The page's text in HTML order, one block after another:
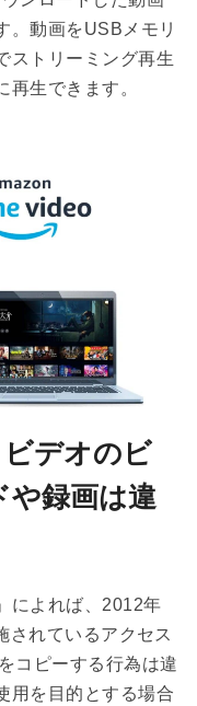
。動画をUSBメモリ
ストリーミング再生
生できます。
デオのビ
や録画は違
によれば、2012年
されているアクセス
コピーする行為は違
用を目的とする場合